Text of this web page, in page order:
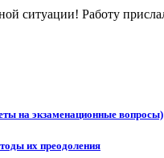
ситуации! Работу
на экзаменационные вопросы)
их преодоления